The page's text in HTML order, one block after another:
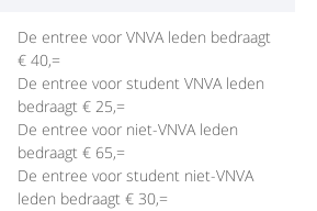
De entree voor VNVA leden bedraagt
€ 40,=
De entree voor student VNVA leden
bedraagt € 25,=
De entree voor niet-VNVA leden
bedraagt € 65,=
De entree voor student niet-VNVA
leden bedraagt € 30,=